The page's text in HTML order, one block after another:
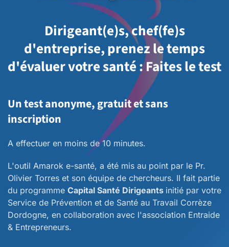
Dirigeant(e)s, chef(fe)s
d'entreprise, prenez le temps
d'évaluer votre santé : Faites le test
Un test anonyme, gratuit et sans
inscription
A effectuer en moins de 10 minutes.
L'outil Amarok e-santé, a été mis au point par le Pr.
Olivier Torres et son équipe de chercheurs. II fait partie
du programme Capital Santé Dirigeants initié par votre
Service de Prévention et de Santé au Travail Corrèze
Dordogne, en collaboration avec l'association Entraide
& Entrepreneurs.